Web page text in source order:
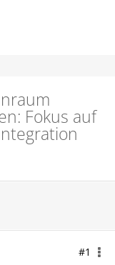
Fokus auf
#1